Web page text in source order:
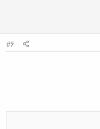
#6